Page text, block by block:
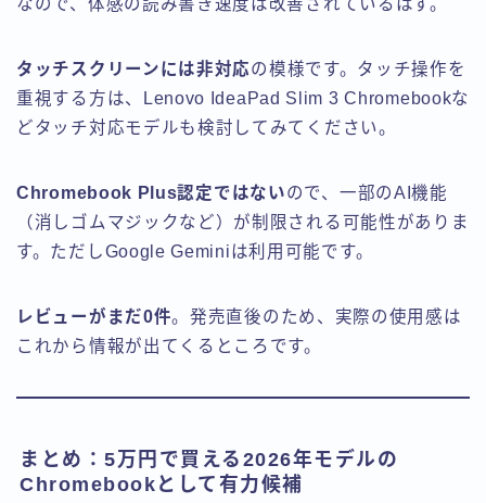
タッチスクリーンには非対応の模様です。タッチ操作を
重視する方は、Lenovo IdeaPad Slim 3 Chromebookな
どタッチ対応モデルも検討してみてください。
Chromebook Plus認定ではないので、一部のAI機能
（消しゴムマジックなど）が制限される可能性がありま
す。ただしGoogle Geminiは利用可能です。
レビューがまだ0件。発売直後のため、実際の使用感は
これから情報が出てくるところです。
まとめ：5万円で買える2026年モデルの
Chromebookとして有力候補